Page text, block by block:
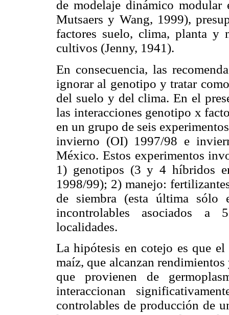
de modelaje dinámico
Mutsaers y Wang, 1999),
factores suelo, clima, planta y
cultivos (Jenny, 1941).
En consecuencia, las
ignorar al genotipo y tratar
del suelo y del clima. En el
las interacciones genotipo x
en un grupo de seis
invierno (OI) 1997/98 e
México. Estos experimentos
1) genotipos (3 y 4 híbridos
1998/99); 2) manejo:
de siembra (esta última
incontrolables asociados a
localidades.
La hipótesis en cotejo es que
maíz, que alcanzan
que provienen de
interaccionan
controlables de producción de